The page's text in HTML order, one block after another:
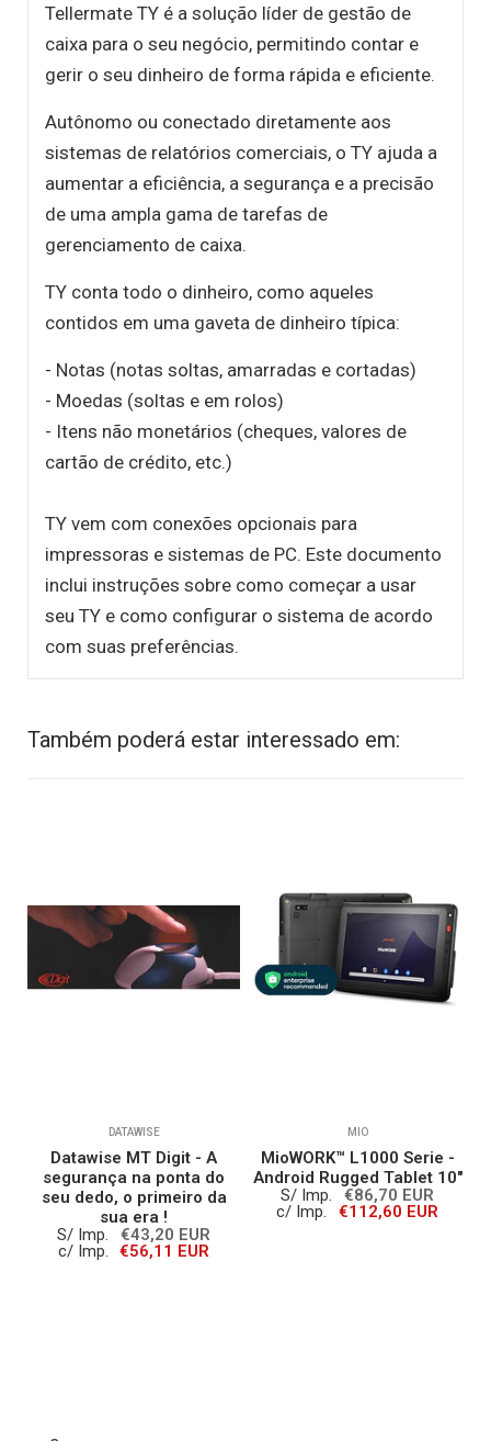
Tellermate TY é a solução líder de gestão de
caixa para o seu negócio, permitindo contar e
gerir o seu dinheiro de forma rápida e eficiente.
Autônomo ou conectado diretamente aos
sistemas de relatórios comerciais, o TY ajuda a
aumentar a eficiência, a segurança e a precisão
de uma ampla gama de tarefas de
gerenciamento de caixa.
TY conta todo o dinheiro, como aqueles
contidos em uma gaveta de dinheiro típica:
- Notas (notas soltas, amarradas e cortadas)
- Moedas (soltas e em rolos)
- Itens não monetários (cheques, valores de
cartão de crédito, etc.)
TY vem com conexões opcionais para
impressoras e sistemas de PC. Este documento
inclui instruções sobre como começar a usar
seu TY e como configurar o sistema de acordo
com suas preferências.
Também poderá estar interessado em:
DATAWISE
Datawise MT Digit - A
segurança na ponta do
seu dedo, o primeiro da
sua era !
S/ Imp.
€43,20 EUR
c/ Imp.
€56,11 EUR
MIO
MioWORK™ L1000 Serie -
Android Rugged Tablet 10"
S/ Imp.
€86,70 EUR
c/ Imp.
€112,60 EUR